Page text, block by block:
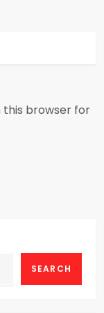
this browser for
SEARCH